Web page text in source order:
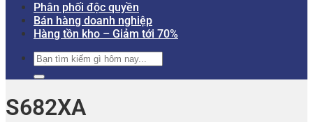
Phân phối độc quyền
Bán hàng doanh nghiệp
Hàng tồn kho – Giảm tới 70%
Tìm
kiếm:
S682XA